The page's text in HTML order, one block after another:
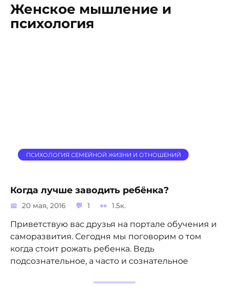
Женское мышление и
психология
ПСИХОЛОГИЯ СЕМЕЙНОЙ ЖИЗНИ И ОТНОШЕНИЙ
Когда лучше заводить ребёнка?
20 мая, 2016 1 1.5к.
Приветствую вас друзья на портале обучения и
саморазвития. Сегодня мы поговорим о том
когда стоит рожать ребенка. Ведь
подсознательное, а часто и сознательное